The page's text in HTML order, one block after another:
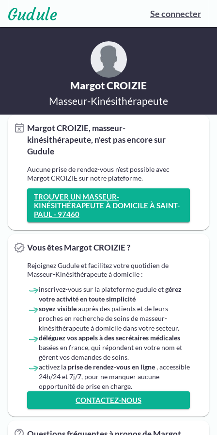
Se connecter
Margot CROIZIE
Masseur-Kinésithérapeute
Margot CROIZIE, masseur-
kinésithérapeute, n'est pas encore sur
Gudule
Aucune prise de rendez-vous n'est possible avec
Margot CROIZIE sur notre plateforme.
TROUVER UN MASSEUR-
KINÉSITHÉRAPEUTE À DOMICILE À SAINT-
PAUL - 97460
Vous êtes Margot CROIZIE ?
Rejoignez Gudule et facilitez votre quotidien de
Masseur-Kinésithérapeute à domicile :
inscrivez-vous sur la plateforme gudule etgérez
votre activité en toute simplicité
soyez visibleauprès des patients et de leurs
proches en recherche de soins de masseur-
kinésithérapeute à domicile dans votre secteur.
déléguez vos appels à des secrétaires médicales
basées en france, qui répondent en votre nom et
gèrent vos demandes de soins.
activez la prise de rendez-vous en ligne, accessible
24h/24 et 7j/7, pour ne manquer aucune
opportunité de prise en charge.
CONTACTEZ-NOUS